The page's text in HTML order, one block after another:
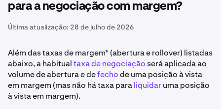
para a negociação com margem?
Última atualização: 28 de julho de 2026
Além das taxas de margem* (abertura e rollover) listadas
abaixo, a habitualtaxa de negociação será aplicada ao
volume de abertura e defechode uma posição à vista
em margem (mas não há taxa paraliquidaruma posição
à vista em margem).